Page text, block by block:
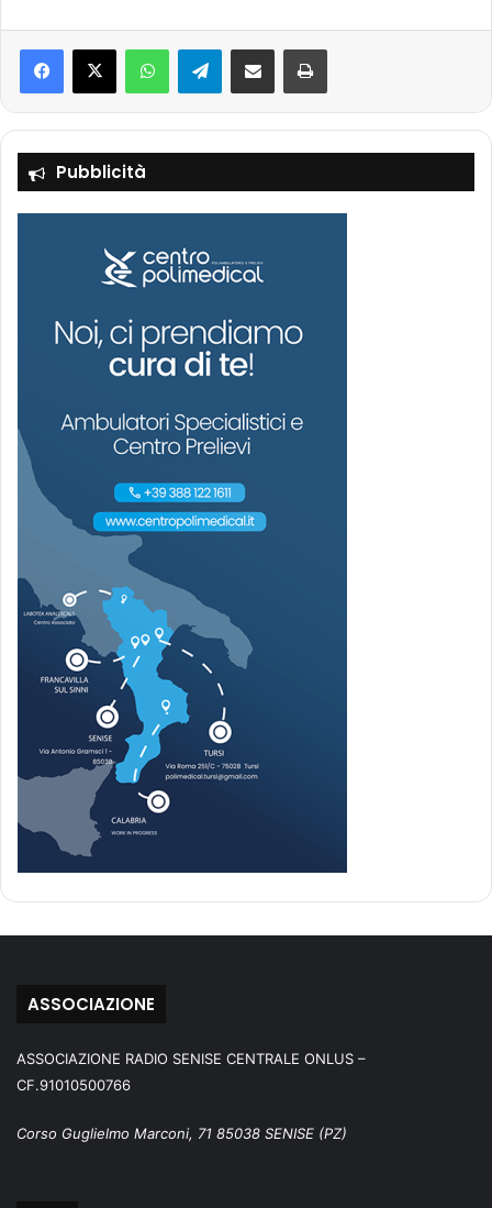
Telegram
Pubblicità
ASSOCIAZIONE
ASSOCIAZIONE RADIO SENISE CENTRALE ONLUS –
CF.91010500766
Corso Guglielmo Marconi, 71 85038 SENISE (PZ)